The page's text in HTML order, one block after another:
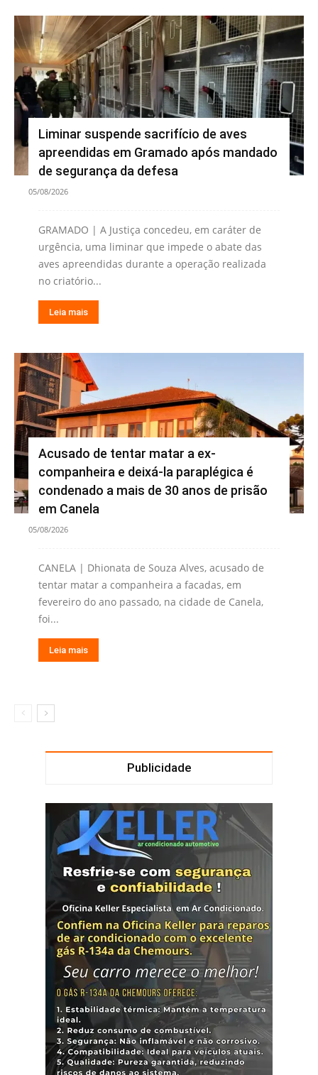
Liminar suspende sacrifício de aves
apreendidas em Gramado após mandado
de segurança da defesa
05/08/2026
GRAMADO | A Justiça concedeu, em caráter de
urgência, uma liminar que impede o abate das
aves apreendidas durante a operação realizada
no criatório...
Leia mais
Acusado de tentar matar a ex-
companheira e deixá-la paraplégica é
condenado a mais de 30 anos de prisão
em Canela
05/08/2026
CANELA | Dhionata de Souza Alves, acusado de
tentar matar a companheira a facadas, em
fevereiro do ano passado, na cidade de Canela,
foi...
Leia mais
Publicidade